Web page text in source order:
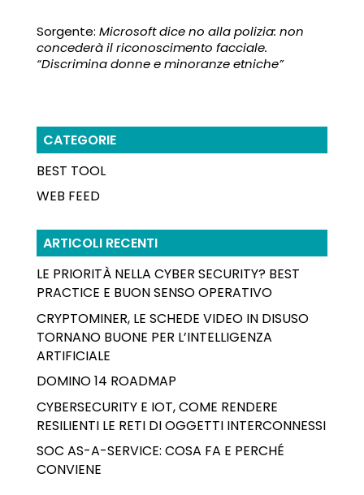
Sorgente: Microsoft dice no alla polizia: non
concederà il riconoscimento facciale.
“Discrimina donne e minoranze etniche”
CATEGORIE
BEST TOOL
WEB FEED
ARTICOLI RECENTI
LE PRIORITÀ NELLA CYBER SECURITY? BEST
PRACTICE E BUON SENSO OPERATIVO
CRYPTOMINER, LE SCHEDE VIDEO IN DISUSO
TORNANO BUONE PER L’INTELLIGENZA
ARTIFICIALE
DOMINO 14 ROADMAP
CYBERSECURITY E IOT, COME RENDERE
RESILIENTI LE RETI DI OGGETTI INTERCONNESSI
SOC AS-A-SERVICE: COSA FA E PERCHÉ
CONVIENE